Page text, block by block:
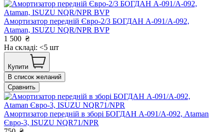
Амортизатор передній Євро-2/3 БОГДАН А-091/А-092,
Ataman, ISUZU NQR/NPR BVP
1 500 ₴
На складі: <5 шт
Купити
В список желаний
Сравнить
Амортизатор передній в зборі БОГДАН А-091/А-092, Ataman
Євро-3, ISUZU NQR71/NPR